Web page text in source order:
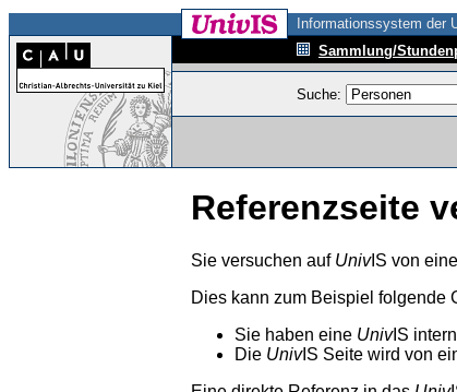
Informationssystem der
Sammlung/
Suche:
Referenzseite
Sie versuchen auf UnivIS von
Dies kann zum Beispiel folgende
Sie haben eine UnivIS
Die UnivIS Seite wird von